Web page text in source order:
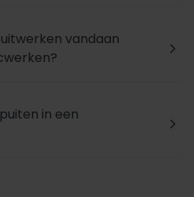
vandaan
arrow_forward_ios
in een
arrow_forward_ios